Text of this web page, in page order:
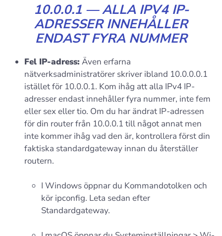
10.0.0.1 — ALLA IPV4 IP-
ADRESSER INNEHÅLLER
ENDAST FYRA NUMMER
Fel IP-adress: Även erfarna
nätverksadministratörer skriver ibland 10.0.0.0.1
istället för 10.0.0.1. Kom ihåg att alla IPv4 IP-
adresser endast innehåller fyra nummer, inte fem
eller sex eller tio. Om du har ändrat IP-adressen
för din router från 10.0.0.1 till något annat men
inte kommer ihåg vad den är, kontrollera först din
faktiska standardgateway innan du återställer
routern.
I Windows öppnar du Kommandotolken och
kör ipconfig. Leta sedan efter
Standardgateway.